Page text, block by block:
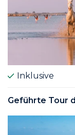
Inklusive
Geführte Tour